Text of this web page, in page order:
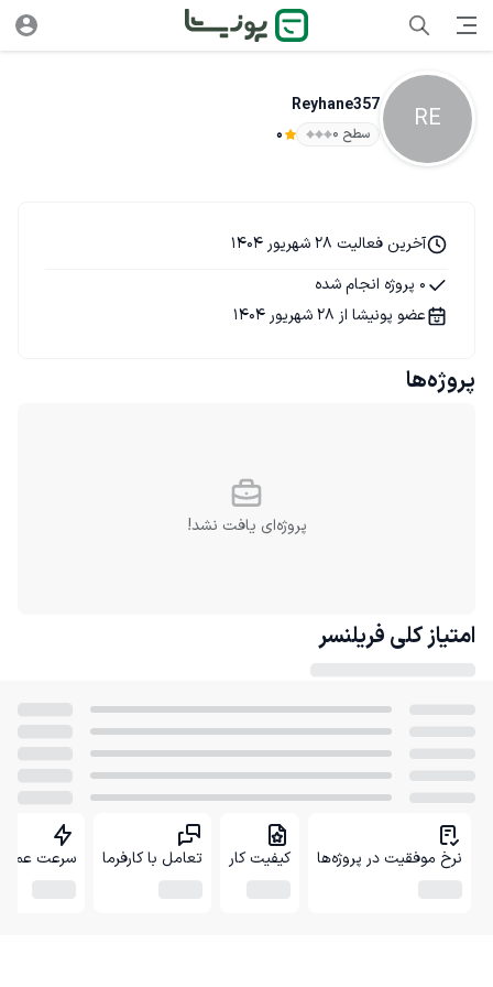
RE
Reyhane357
سطح ۰ 0
آخرین فعالیت 28 شهریور 1404
0 پروژه انجام شده
عضو پونیشا از 28 شهریور 1404
پروژه‌ها
پروژه‌ای یافت نشد!
امتیاز کلی فریلنسر
نرخ موفقیت در پروژه‌ها کیفیت کار تعامل با کارفرما سرعت عمل